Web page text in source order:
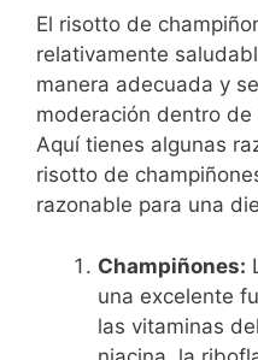
El risotto de
relativamente
manera adecuada y
moderación dentro
Aquí tienes algunas
risotto de
razonable para una
Champiñones:
una excelente
las vitaminas